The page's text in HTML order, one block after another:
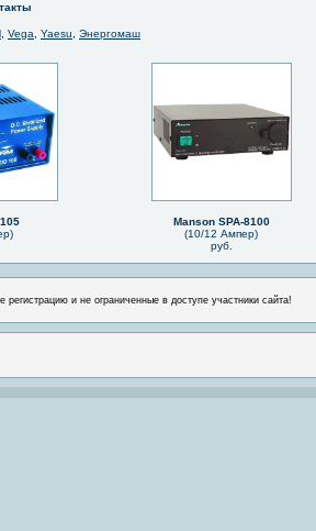
Vega Yaesu Энергомаш
Manson SPA-8100
(10/12 Ампер)
руб.
регистрацию и не ограниченные в доступе участники сайта!